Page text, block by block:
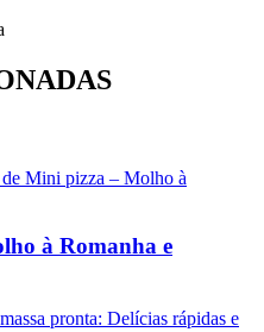
à Romanha e
pronta: Delícias rápidas e